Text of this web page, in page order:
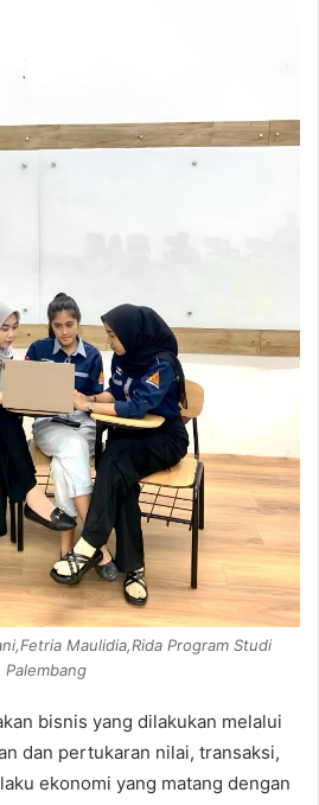
Maulidia,Rida Program Studi
bisnis yang dilakukan melalui
dan pertukaran nilai, transaksi,
ekonomi yang matang dengan